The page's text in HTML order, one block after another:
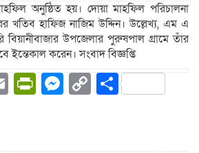
অনুষ্ঠিত হয়। দোয়া মাহফিল পরিচালনা
খতিব হাফিজ নাজিম উদ্দিন। উল্লেখ্য, এম এ
উপজেলার পুরুষপাল গ্রামে তাঁর
ইন্তেকাল করেন। সংবাদ বিজ্ঞপ্তি
EmailPrintFriendly
Messenger
CopyShare